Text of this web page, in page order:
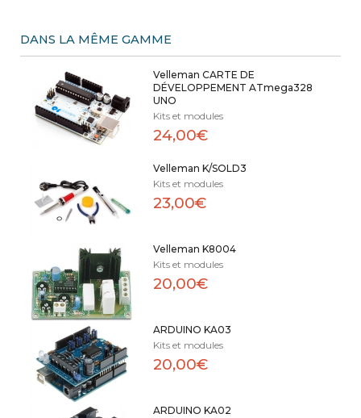
DANS LA MÊME GAMME
Velleman CARTE DE
DÉVELOPPEMENT ATmega328
UNO
Kits et modules
24,00€
Velleman K/SOLD3
Kits et modules
23,00€
Velleman K8004
Kits et modules
20,00€
ARDUINO KA03
Kits et modules
20,00€
ARDUINO KA02